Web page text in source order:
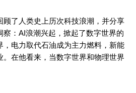
顾了人类史上历次科技浪潮，并分享
： AI浪潮兴起，掀起了数字世界的
，电力取代石油成为主力燃料，新能
。在他看来，当数字世界和物理世界